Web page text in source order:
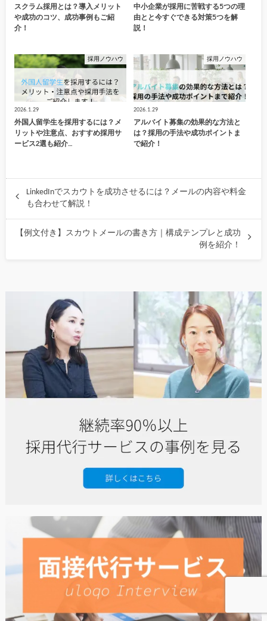
スクラム採用とは？導入メリット
や成功のコツ、成功事例もご紹
介！
中小企業が採用に苦戦する5つの理
由とと今すぐできる対策5つを解
説！
採用ノウハウ
2026.1.29
外国人留学生を採用するには？メ
リットや注意点、おすすめ採用サ
ービス2選も紹介…
採用ノウハウ
2026.1.29
アルバイト募集の効果的な方法と
は？採用の手法や成功ポイントま
で紹介！
LinkedInでスカウトを成功させるには？メールの内容や料金
も合わせて解説！
【例文付き】スカウトメールの書き方｜構成テンプレと成功
例を紹介！